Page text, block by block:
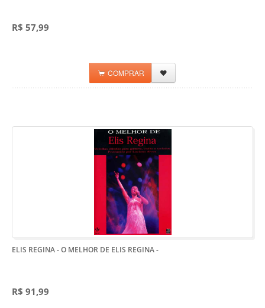
R$ 57,99
COMPRAR
ELIS REGINA - O MELHOR DE ELIS REGINA-
R$ 91,99